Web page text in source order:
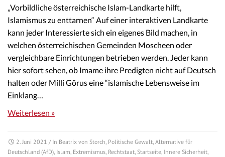
„Vorbildliche österreichische Islam-Landkarte hilft,
Islamismus zu enttarnen“ Auf einer interaktiven Landkarte
kann jeder Interessierte sich ein eigenes Bild machen, in
welchen österreichischen Gemeinden Moscheen oder
vergleichbare Einrichtungen betrieben werden. Jeder kann
hier sofort sehen, ob Imame ihre Predigten nicht auf Deutsch
halten oder Milli Görus eine “islamische Lebensweise im
Einklang…
Weiterlesen »
2. Juni 2021 / In Beatrix von Storch Politische Gewalt Alternative für
Deutschland (AfD) Islam Extremismus Rechtstaat Startseite Innere Sicherheit